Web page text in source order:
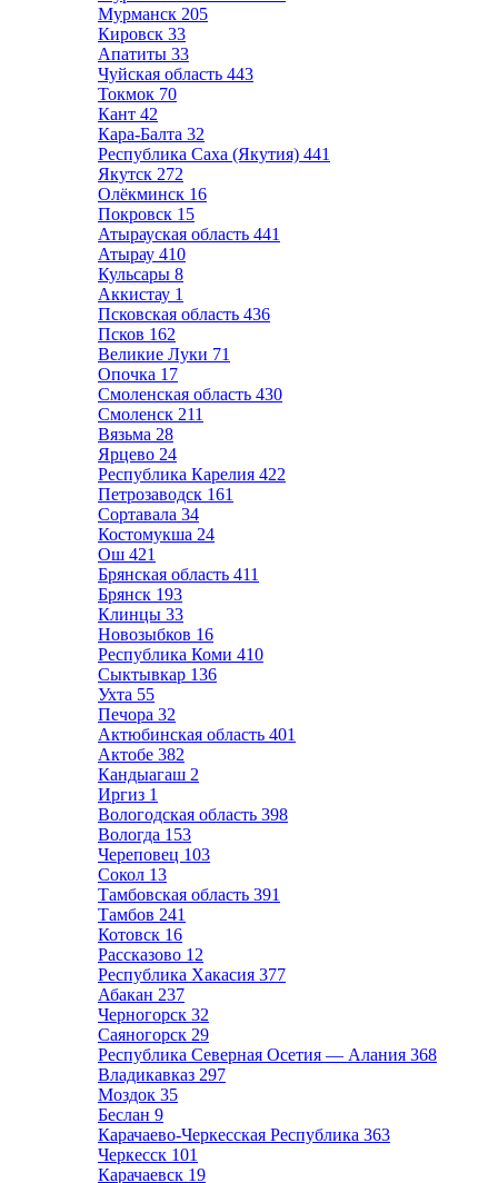
Мурманск 205
Кировск 33
Апатиты 33
Чуйская область 443
Токмок 70
Кант 42
Кара-Балта 32
Республика Саха (Якутия) 441
Якутск 272
Олёкминск 16
Покровск 15
Атырауская область 441
Атырау 410
Кульсары 8
Аккистау 1
Псковская область 436
Псков 162
Великие Луки 71
Опочка 17
Смоленская область 430
Смоленск 211
Вязьма 28
Ярцево 24
Республика Карелия 422
Петрозаводск 161
Сортавала 34
Костомукша 24
Ош 421
Брянская область 411
Брянск 193
Клинцы 33
Новозыбков 16
Республика Коми 410
Сыктывкар 136
Ухта 55
Печора 32
Актюбинская область 401
Актобе 382
Кандыагаш 2
Иргиз 1
Вологодская область 398
Вологда 153
Череповец 103
Сокол 13
Тамбовская область 391
Тамбов 241
Котовск 16
Рассказово 12
Республика Хакасия 377
Абакан 237
Черногорск 32
Саяногорск 29
Республика Северная Осетия — Алания 368
Владикавказ 297
Моздок 35
Беслан 9
Карачаево-Черкесская Республика 363
Черкесск 101
Карачаевск 19